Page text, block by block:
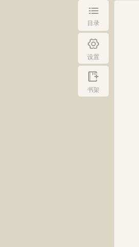
目录
设置
书架